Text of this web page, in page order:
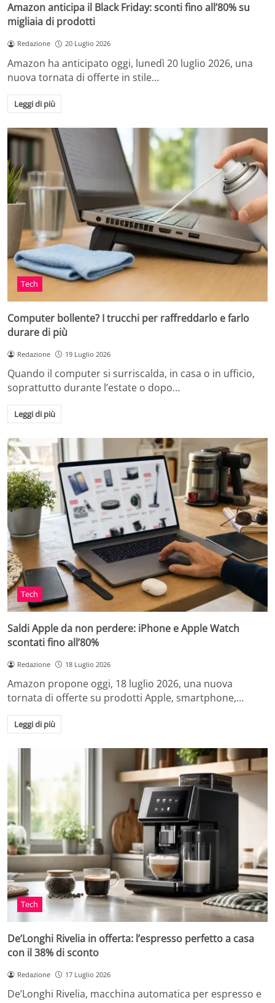
Amazon anticipa il Black Friday: sconti fino all’80% su
migliaia di prodotti
Redazione 20 Luglio 2026
Amazon ha anticipato oggi, lunedì 20 luglio 2026, una
nuova tornata di offerte in stile…
Leggi di più
Tech
Computer bollente? I trucchi per raffreddarlo e farlo
durare di più
Redazione 19 Luglio 2026
Quando il computer si surriscalda, in casa o in ufficio,
soprattutto durante l’estate o dopo…
Leggi di più
Tech
Saldi Apple da non perdere: iPhone e Apple Watch
scontati fino all’80%
Redazione 18 Luglio 2026
Amazon propone oggi, 18 luglio 2026, una nuova
tornata di offerte su prodotti Apple, smartphone,…
Leggi di più
Tech
De’Longhi Rivelia in offerta: l’espresso perfetto a casa
con il 38% di sconto
Redazione 17 Luglio 2026
De’Longhi Rivelia, macchina automatica per espresso e